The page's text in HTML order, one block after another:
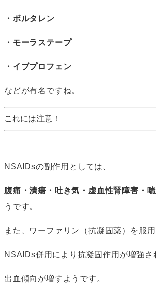
・ボルタレン
・モーラステープ
・イブプロフェン
などが有名ですね。
これには注意！
NSAIDsの副作用としては、
腹痛・潰瘍・吐き気・虚血性腎障害・喘
うです。
また、ワーファリン（抗凝固薬）を服用
NSAIDs併用により抗凝固作用が増強さ
出血傾向が増すようです。